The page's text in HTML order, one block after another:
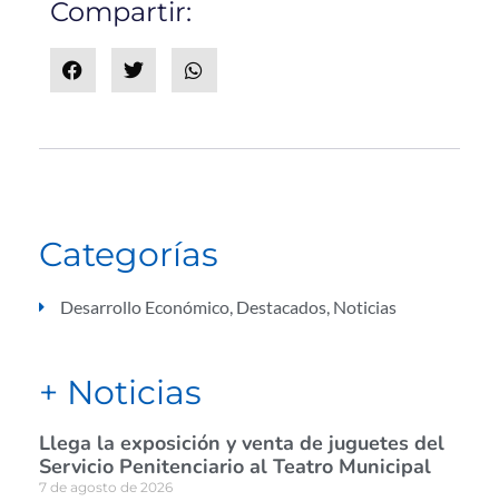
Compartir:
Categorías
Desarrollo Económico, Destacados, Noticias
+ Noticias
Llega la exposición y venta de juguetes del
Servicio Penitenciario al Teatro Municipal
7 de agosto de 2026